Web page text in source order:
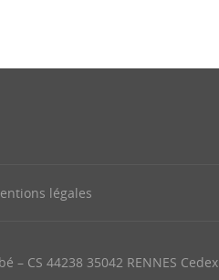
légales
– CS 44238 35042 RENNES Cedex